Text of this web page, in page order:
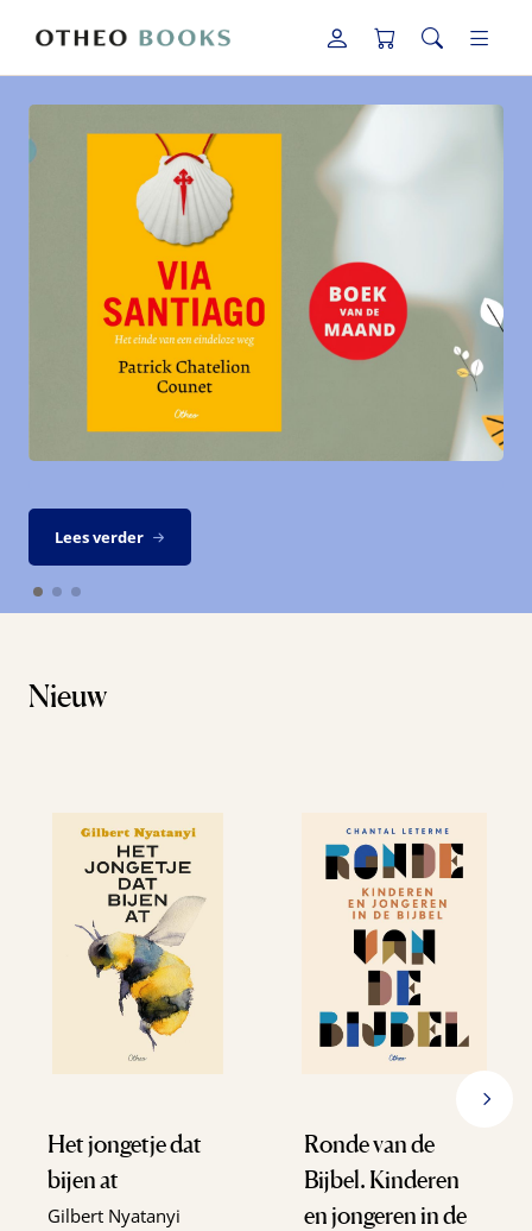
Lees verder
Nieuw
Het jongetje dat
bijen at
Gilbert Nyatanyi
Ronde van de
Bijbel. Kinderen
en jongeren in de